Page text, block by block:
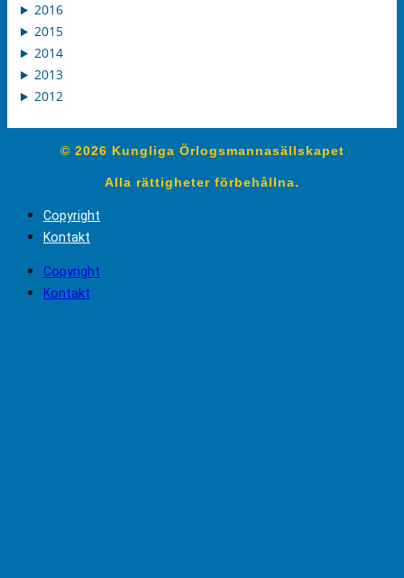
2016
2015
2014
2013
2012
© 2026 Kungliga Örlogsmannasällskapet
Alla rättigheter förbehållna.
Copyright
Kontakt
Copyright
Kontakt